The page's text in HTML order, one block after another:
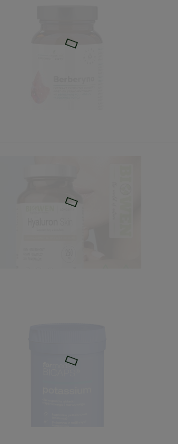
Cena regularna:
Najniższa cena: